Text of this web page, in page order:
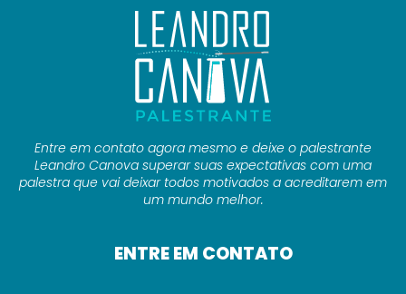
Entre em contato agora mesmo e deixe o palestrante
Leandro Canova superar suas expectativas com uma
palestra que vai deixar todos motivados a acreditarem em
um mundo melhor.
ENTRE EM CONTATO